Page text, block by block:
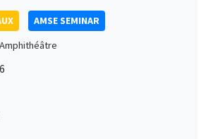
AMSE SEMINAR
Amphithéâtre
et des services tiers pour garantir son bon